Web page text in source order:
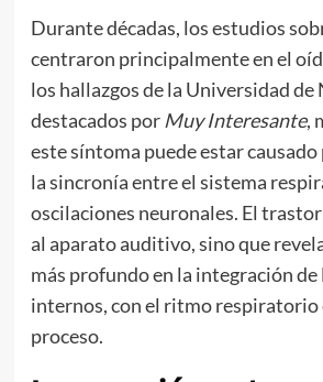
Durante décadas, los estudios
centraron principalmente en el
los hallazgos de la Universidad de
destacados por Muy Interesante,
este síntoma puede estar
la sincronía entre el sistema
oscilaciones neuronales. El
al aparato auditivo, sino que
más profundo en la integración de
internos, con el ritmo respiratorio
proceso.